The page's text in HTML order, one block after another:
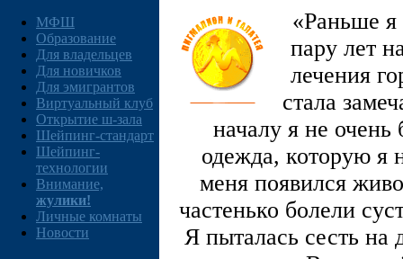
МФШ
Образование
Для владельцев
Для новичков
Для эмигрантов
Виртуальный клуб
Открытие ш-зала
Шейпинг-стандарт
Шейпинг-
технологии
Внимание,
жулики!
Личные комнаты
Новости
«Раньше
пару лет
лечения
стала
началу я не
одежда, которую я
меня появился
частенько болели
Я пыталась сесть на